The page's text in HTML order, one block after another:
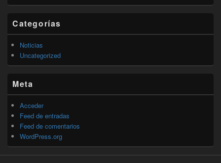
Categorías
Noticias
Uncategorized
Meta
Acceder
Feed de entradas
Feed de comentarios
WordPress.org